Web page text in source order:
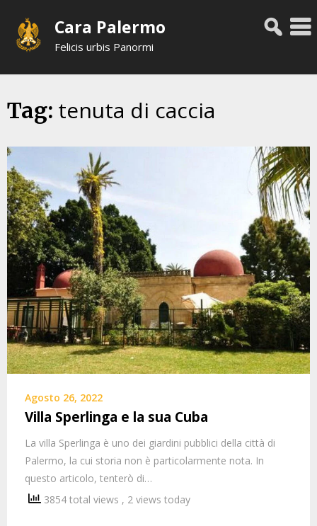
content
Cara Palermo
Felicis urbis Panormi
Tag: tenuta di caccia
Agosto 26, 2022
Villa Sperlinga e la sua Cuba
La villa Sperlinga è uno dei giardini pubblici della città di
Palermo, la cui storia non è particolarmente nota. In
questo articolo, tenterò di…
3854 total views , 2 views today